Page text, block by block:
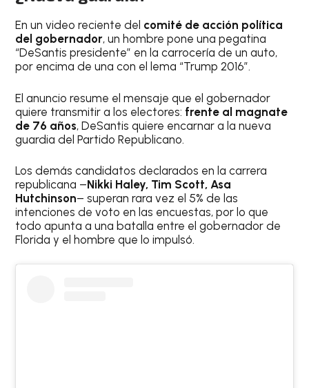
En un video reciente del comité de acción política
del gobernador, un hombre pone una pegatina
“DeSantis presidente” en la carrocería de un auto,
por encima de una con el lema “Trump 2016”.
El anuncio resume el mensaje que el gobernador
quiere transmitir a los electores: frente al magnate
de 76 años, DeSantis quiere encarnar a la nueva
guardia del Partido Republicano.
Los demás candidatos declarados en la carrera
republicana –Nikki Haley, Tim Scott, Asa
Hutchinson– superan rara vez el 5% de las
intenciones de voto en las encuestas, por lo que
todo apunta a una batalla entre el gobernador de
Florida y el hombre que lo impulsó.